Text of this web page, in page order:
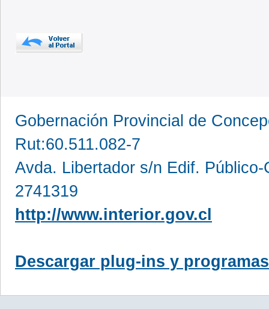
Gobernación Provincial de
Rut:60.511.082-7
Avda. Libertador s/n Edif.
2741319
http://www.interior.gov.cl
Descargar plug-ins y